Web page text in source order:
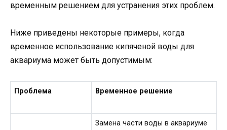
временным решением для устранения этих проблем.
Ниже приведены некоторые примеры, когда
временное использование кипяченой воды для
аквариума может быть допустимым:
Проблема Временное решение
Замена части воды в аквариуме